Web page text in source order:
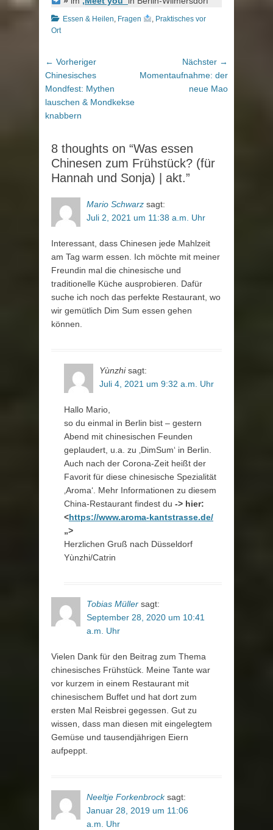
Kategorien
Essen & Heilen, Fragen , Praktisches vor
Ort
Beitragsnavigation
← VorherigerVorheriger
Beitrag:
Chinesisches
Mondfest: Mythen
lauschen & Mondkekse
knabbern
Nächster →
Beitrag:
Momentaufnahme: der
neue Mao
8 thoughts on “Was essen
Chinesen zum Frühstück? (für
Hannah und Sonja) | akt.”
Mario Schwarz sagt:
Juli 2, 2021 um 11:38 a.m. Uhr
Interessant, dass Chinesen jede Mahlzeit
am Tag warm essen. Ich möchte mit meiner
Freundin mal die chinesische und
traditionelle Küche ausprobieren. Dafür
suche ich noch das perfekte Restaurant, wo
wir gemütlich Dim Sum essen gehen
können.
Yùnzhi sagt:
Juli 4, 2021 um 9:32 a.m. Uhr
Hallo Mario,
so du einmal in Berlin bist – gestern
Abend mit chinesischen Feunden
geplaudert, u.a. zu ‚DimSum‘ in Berlin.
Auch nach der Corona-Zeit heißt der
Favorit für diese chinesische Spezialität
‚Aroma‘. Mehr Informationen zu diesem
China-Restaurant findest du -> hier:
<https://www.aroma-kantstrasse.de/
„>
Herzlichen Gruß nach Düsseldorf
Yùnzhi/Catrin
Tobias Müller sagt:
September 28, 2020 um 10:41
a.m. Uhr
Vielen Dank für den Beitrag zum Thema
chinesisches Frühstück. Meine Tante war
vor kurzem in einem Restaurant mit
chinesischem Buffet und hat dort zum
ersten Mal Reisbrei gegessen. Gut zu
wissen, dass man diesen mit eingelegtem
Gemüse und tausendjährigen Eiern
aufpeppt.
Neeltje Forkenbrock sagt:
Januar 28, 2019 um 11:06
a.m. Uhr